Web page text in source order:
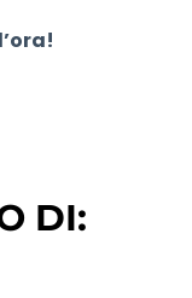
DI: